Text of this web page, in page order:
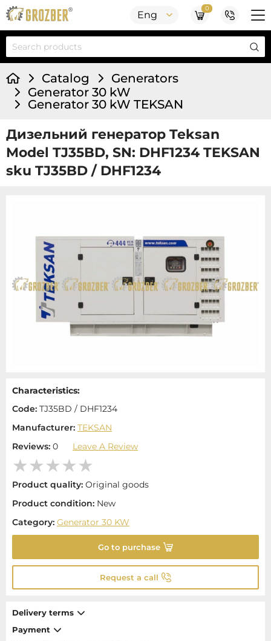
Eng
0
Catalog
Generators
Generator 30 kW
Generator 30 kW TEKSAN
Дизельний генератор Teksan
Model TJ35BD, SN: DHF1234 TEKSAN
sku TJ35BD / DHF1234
Characteristics:
Code: TJ35BD / DHF1234
Manufacturer: TEKSAN
Reviews: 0 Leave A Review
Product quality: Original goods
Product condition: New
Category: Generator 30 KW
Go to purchase
Request a call
Delivery terms
Payment